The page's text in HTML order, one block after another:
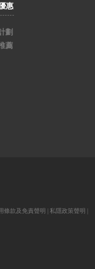
惠
劃
薦
條款及免責聲明 私隱政策聲明